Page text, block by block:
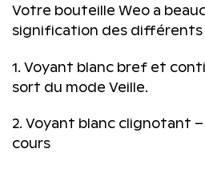
Votre bouteille Weo a
signification des différents
1. Voyant blanc bref et
sort du mode Veille.
2. Voyant blanc clignotant
cours